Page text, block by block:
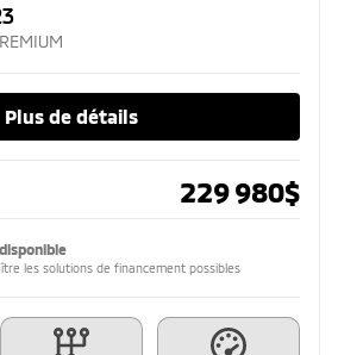
Plus de détails
229 980$
les solutions de financement possibles